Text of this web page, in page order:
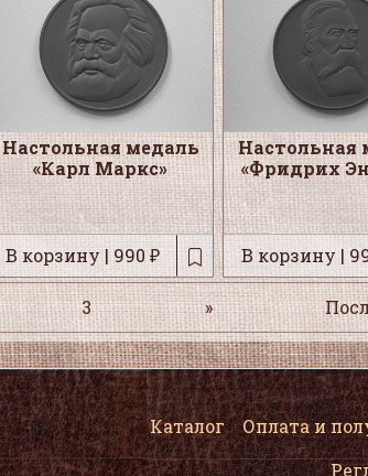
Настольная медаль
«Карл Маркс»
В корзину | 990 ₽
Настольная
«Фридрих
В корзину |
3 »
Каталог
Оплата и